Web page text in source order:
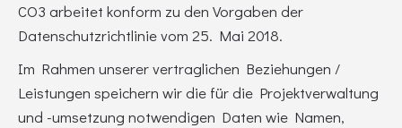
CO3 arbeitet konform zu den Vorgaben der
Datenschutzrichtlinie vom 25. Mai 2018.
Im Rahmen unserer vertraglichen Beziehungen /
Leistungen speichern wir die für die Projektverwaltung
und -umsetzung notwendigen Daten wie Namen,